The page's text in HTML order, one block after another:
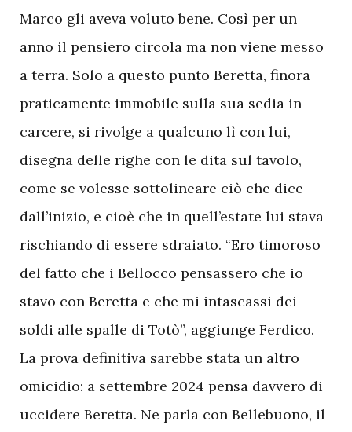
Marco gli aveva voluto bene. Così per un
anno il pensiero circola ma non viene messo
a terra. Solo a questo punto Beretta, finora
praticamente immobile sulla sua sedia in
carcere, si rivolge a qualcuno lì con lui,
disegna delle righe con le dita sul tavolo,
come se volesse sottolineare ciò che dice
dall’inizio, e cioè che in quell’estate lui stava
rischiando di essere sdraiato. “Ero timoroso
del fatto che i Bellocco pensassero che io
stavo con Beretta e che mi intascassi dei
soldi alle spalle di Totò”, aggiunge Ferdico.
La prova definitiva sarebbe stata un altro
omicidio: a settembre 2024 pensa davvero di
uccidere Beretta. Ne parla con Bellebuono, il